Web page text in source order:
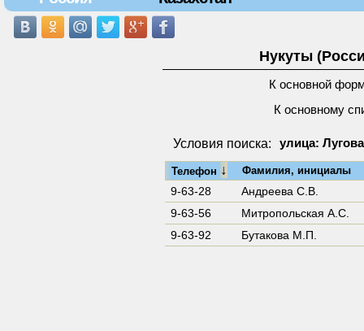
Нукуты
К основной
К основному
Условия поиска: улица:
Телефон ↓ Фамилия, инициалы
9-63-28
Андреева С.В.
9-63-56
Митpопольская А.С.
9-63-92
Бутакова М.П.